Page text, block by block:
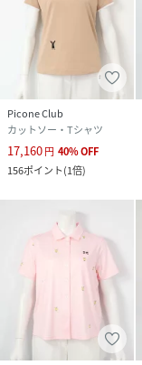
Picone Club
カットソー・Tシャツ
17,160円 40%OFF
156ポイント(1倍)